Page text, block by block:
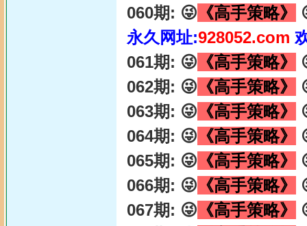
060期: 😜 《高手策略》
永久网址:928052.com
061期: 😜 《高手策略》
062期: 😜 《高手策略》
063期: 😜 《高手策略》
064期: 😜 《高手策略》
065期: 😜 《高手策略》
066期: 😜 《高手策略》
067期: 😜 《高手策略》